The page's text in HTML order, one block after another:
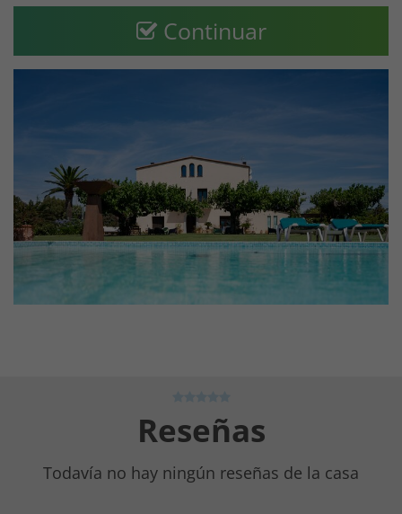
Continuar
Reseñas
Todavía no hay ningún reseñas de la casa